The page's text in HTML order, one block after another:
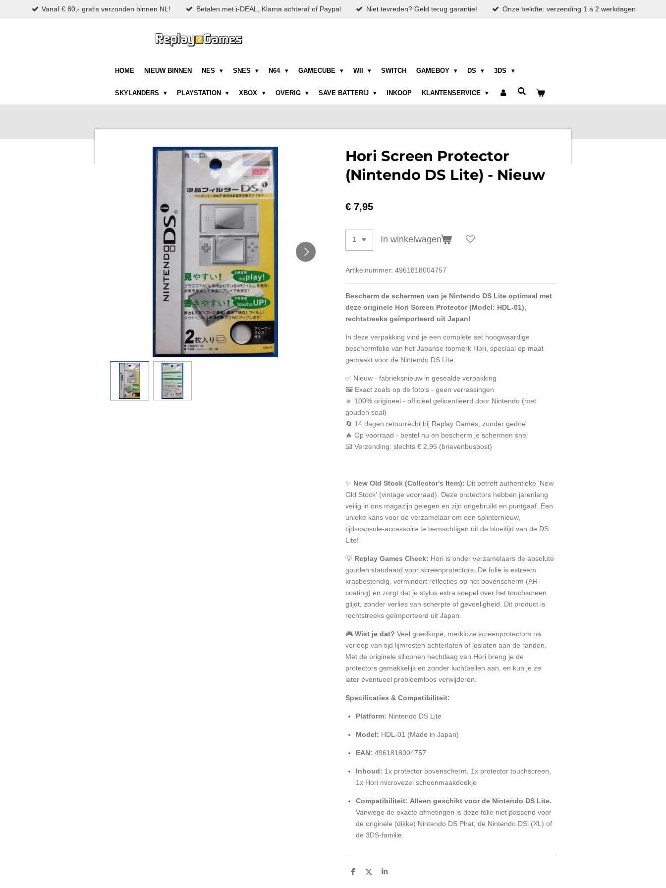
Vanaf € 80,- gratis verzonden binnen NL! Betalen met i-DEAL, Klarna achteraf of Paypal Niet tevreden? Geld terug garantie! Onze belofte: verzending 1 á 2 werkdagen
HOME NIEUW BINNEN NES SNES N64 GAMECUBE WII SWITCH GAMEBOY DS 3DS
SKYLANDERS PLAYSTATION XBOX OVERIG SAVE BATTERIJ INKOOP KLANTENSERVICE
Hori Screen Protector
(Nintendo DS Lite) - Nieuw
€ 7,95
In winkelwagen
Artikelnummer: 4961818004757
Bescherm de schermen van je Nintendo DS Lite optimaal met
deze originele Hori Screen Protector (Model: HDL-01),
rechtstreeks geïmporteerd uit Japan!
In deze verpakking vind je een complete set hoogwaardige
beschermfolie van het Japanse topmerk Hori, speciaal op maat
gemaakt voor de Nintendo DS Lite.
✅ Nieuw - fabrieksnieuw in gesealde verpakking
🖼️ Exact zoals op de foto's - geen verrassingen
🔹 100% origineel - officieel gelicentieerd door Nintendo (met
gouden seal)
🔄 14 dagen retourrecht bij Replay Games, zonder gedoe
🔥 Op voorraad - bestel nu en bescherm je schermen snel
📧 Verzending: slechts € 2,95 (brievenbuspost)
✨ New Old Stock (Collector's Item): Dit betreft authentieke 'New
Old Stock' (vintage voorraad). Deze protectors hebben jarenlang
veilig in ons magazijn gelegen en zijn ongebruikt en puntgaaf. Een
unieke kans voor de verzamelaar om een splinternieuw,
tijdscapsule-accessoire te bemachtigen uit de bloeitijd van de DS
Lite!
💡 Replay Games Check: Hori is onder verzamelaars de absolute
gouden standaard voor screenprotectors. De folie is extreem
krasbestendig, vermindert reflecties op het bovenscherm (AR-
coating) en zorgt dat je stylus extra soepel over het touchscreen
glijdt, zonder verlies van scherpte of gevoeligheid. Dit product is
rechtstreeks geïmporteerd uit Japan.
🎮 Wist je dat? Veel goedkope, merkloze screenprotectors na
verloop van tijd lijmresten achterlaten of loslaten aan de randen.
Met de originele siliconen hechtlaag van Hori breng je de
protectors gemakkelijk en zonder luchtbellen aan, en kun je ze
later eventueel probleemloos verwijderen.
Specificaties & Compatibiliteit:
Platform: Nintendo DS Lite
Model: HDL-01 (Made in Japan)
EAN: 4961818004757
Inhoud: 1x protector bovenscherm, 1x protector touchscreen,
1x Hori microvezel schoonmaakdoekje
Compatibiliteit: Alleen geschikt voor de Nintendo DS Lite.
Vanwege de exacte afmetingen is deze folie niet passend voor
de originele (dikke) Nintendo DS Phat, de Nintendo DSi (XL) of
de 3DS-familie.
D
D
S